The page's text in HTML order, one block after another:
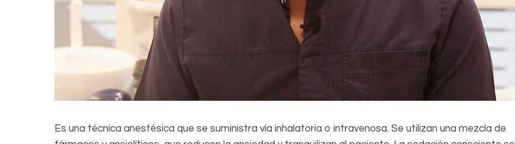
Es una técnica anestésica que se suministra vía inhalatoria o intravenosa. Se utilizan una mezcla de